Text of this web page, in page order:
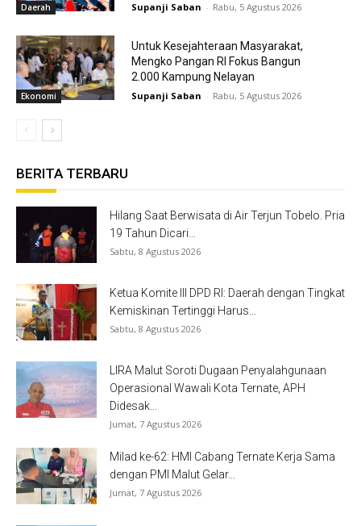
Daerah Supanji Saban - Rabu, 5 Agustus 2026
Ekonomi
Untuk Kesejahteraan Masyarakat,
Mengko Pangan RI Fokus Bangun
2.000 Kampung Nelayan
Supanji Saban - Rabu, 5 Agustus 2026
BERITA TERBARU
Hilang Saat Berwisata di Air Terjun Tobelo. Pria
19 Tahun Dicari...
Sabtu, 8 Agustus 2026
Ketua Komite III DPD RI: Daerah dengan Tingkat
Kemiskinan Tertinggi Harus...
Sabtu, 8 Agustus 2026
LIRA Malut Soroti Dugaan Penyalahgunaan
Operasional Wawali Kota Ternate, APH
Didesak...
Jumat, 7 Agustus 2026
Milad ke-62: HMI Cabang Ternate Kerja Sama
dengan PMI Malut Gelar...
Jumat, 7 Agustus 2026